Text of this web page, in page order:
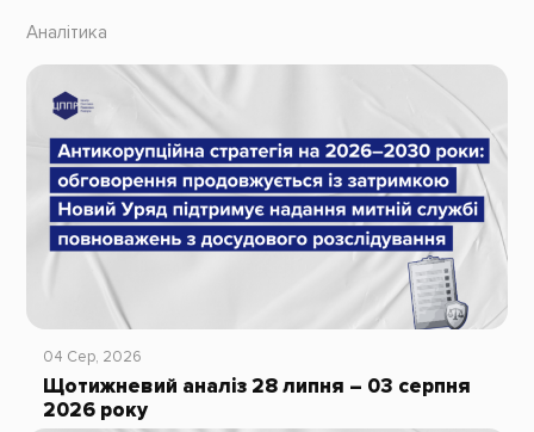
Аналітика
04 Сер, 2026
Щотижневий аналіз 28 липня – 03 серпня
2026 року